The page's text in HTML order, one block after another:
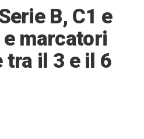
B, C1 e
marcatori
il 3 e il 6